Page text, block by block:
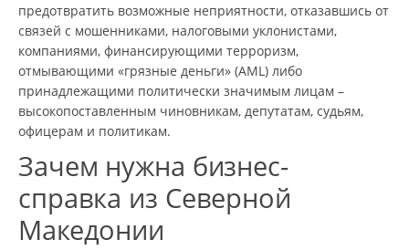
предотвратить возможные неприятности, отказавшись от
связей с мошенниками, налоговыми уклонистами,
компаниями, финансирующими терроризм,
отмывающими «грязные деньги» (AML) либо
принадлежащими политически значимым лицам –
высокопоставленным чиновникам, депутатам, судьям,
офицерам и политикам.
Зачем нужна бизнес-
справка из Северной
Македонии